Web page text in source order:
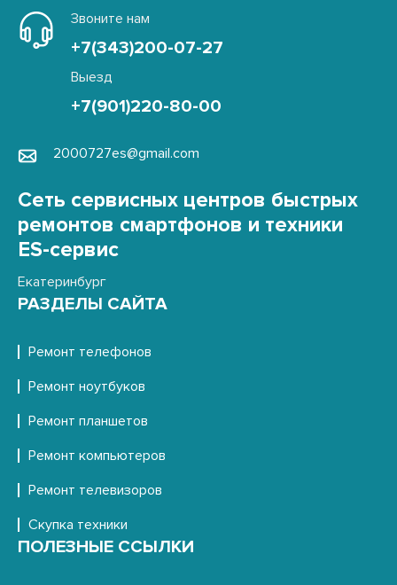
Звоните нам
+7(343)200-07-27
Выезд
+7(901)220-80-00
2000727es@gmail.com
Сеть сервисных центров быстрых
ремонтов смартфонов и техники
ES-сервис
Екатеринбург
РАЗДЕЛЫ САЙТА
Ремонт телефонов
Ремонт ноутбуков
Ремонт планшетов
Ремонт компьютеров
Ремонт телевизоров
Скупка техники
ПОЛЕЗНЫЕ ССЫЛКИ